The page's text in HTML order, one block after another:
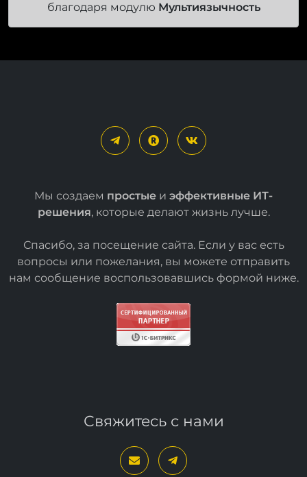
благодаря модулю Мультиязычность
Мы создаем простые и эффективные ИТ-
решения, которые делают жизнь лучше.
Спасибо, за посещение сайта. Если у вас есть
вопросы или пожелания, вы можете отправить
нам сообщение воспользовавшись формой ниже.
Свяжитесь с нами